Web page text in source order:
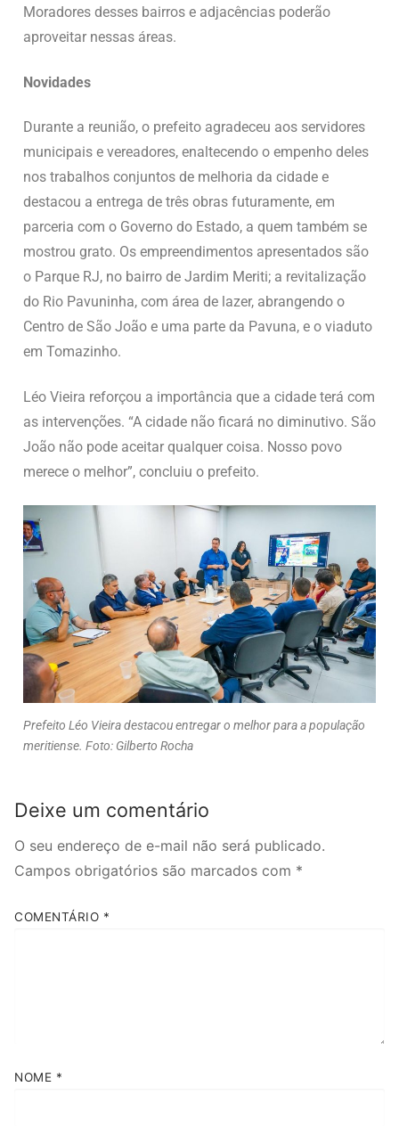
Moradores desses bairros e adjacências poderão
aproveitar nessas áreas.
Novidades
Durante a reunião, o prefeito agradeceu aos servidores
municipais e vereadores, enaltecendo o empenho deles
nos trabalhos conjuntos de melhoria da cidade e
destacou a entrega de três obras futuramente, em
parceria com o Governo do Estado, a quem também se
mostrou grato. Os empreendimentos apresentados são
o Parque RJ, no bairro de Jardim Meriti; a revitalização
do Rio Pavuninha, com área de lazer, abrangendo o
Centro de São João e uma parte da Pavuna, e o viaduto
em Tomazinho.
Léo Vieira reforçou a importância que a cidade terá com
as intervenções. “A cidade não ficará no diminutivo. São
João não pode aceitar qualquer coisa. Nosso povo
merece o melhor”, concluiu o prefeito.
Prefeito Léo Vieira destacou entregar o melhor para a população
meritiense. Foto: Gilberto Rocha
Deixe um comentário
O seu endereço de e-mail não será publicado.
Campos obrigatórios são marcados com *
COMENTÁRIO *
NOME *